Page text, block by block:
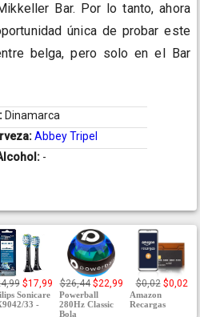
Bar. Por lo tanto, ahora
única de probar este
belga, pero solo en el Bar
Dinamarca
Abbey Tripel
-
$17,99
Sonicare
33 -
$26,44 $22,99
Powerball
280Hz Classic
Bola
$0,02 $0,02
Amazon
Recargas